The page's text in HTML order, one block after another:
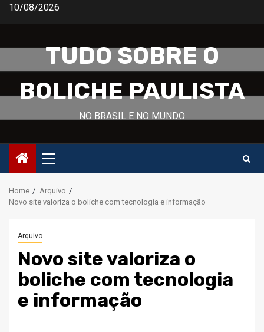
Skip10/08/2026
TUDO SOBRE O
BOLICHE PAULISTA
NO BRASIL E NO MUNDO
Primary
Menu
Home
Arquivo
Novo site valoriza o boliche com tecnologia e informação
Arquivo
Novo site valoriza o
boliche com tecnologia
e informação